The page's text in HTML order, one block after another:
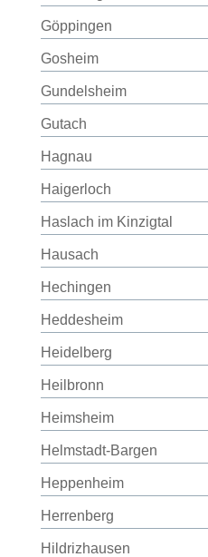
Göppingen
Gosheim
Gundelsheim
Gutach
Hagnau
Haigerloch
Haslach im Kinzigtal
Hausach
Hechingen
Heddesheim
Heidelberg
Heilbronn
Heimsheim
Helmstadt-Bargen
Heppenheim
Herrenberg
Hildrizhausen